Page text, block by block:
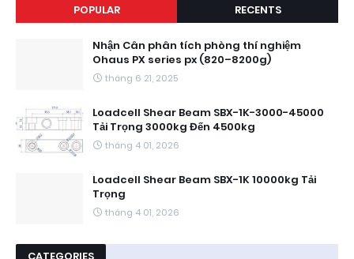
POPULAR RECENTS
Nhận Cân phân tích phòng thí nghiệm
Ohaus PX series px (820–8200g)
tháng 6 21, 2025
Loadcell Shear Beam SBX-1K-3000-45000
Tải Trọng 3000kg Đến 4500kg
tháng 4 01, 2026
Loadcell Shear Beam SBX-1K 10000kg Tải
Trọng
tháng 4 01, 2026